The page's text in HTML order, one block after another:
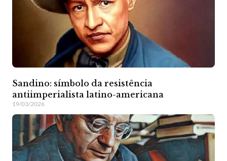
Sandino: símbolo da resistência
antiimperialista latino-americana
19/03/2026